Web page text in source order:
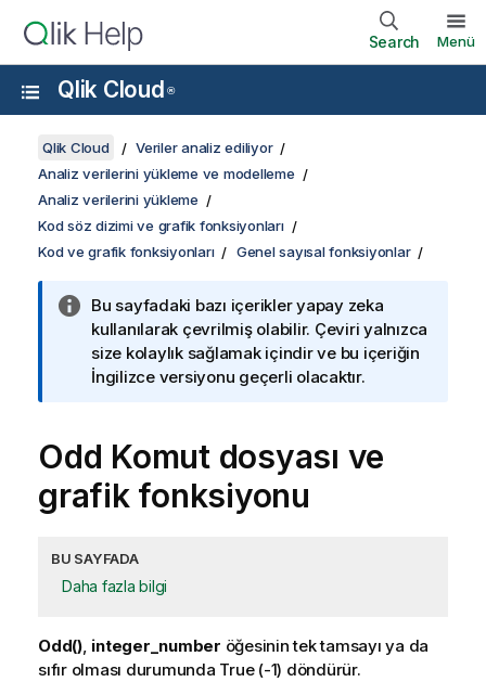
Search Menü
Qlik Cloud ®
Qlik Cloud
Veriler analiz ediliyor
Analiz verilerini yükleme ve modelleme
Analiz verilerini yükleme
Kod söz dizimi ve grafik fonksiyonları
Kod ve grafik fonksiyonları
Genel sayısal fonksiyonlar
Bu sayfadaki bazı içerikler yapay zeka
kullanılarak çevrilmiş olabilir. Çeviri yalnızca
size kolaylık sağlamak içindir ve bu içeriğin
İngilizce versiyonu geçerli olacaktır.
Odd Komut dosyası ve
grafik fonksiyonu
BU SAYFADA
Daha fazla bilgi
Odd(), integer_number öğesinin tek tamsayı ya da
sıfır olması durumunda True(-1) döndürür.